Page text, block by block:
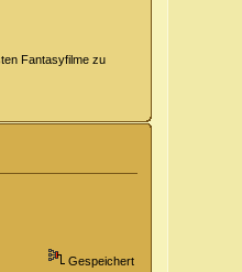
Fantasyfilme zu
Gespeichert